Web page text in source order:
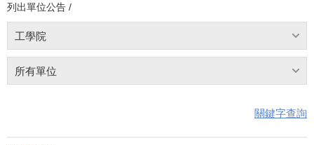
列出單位公告 /
工學院
所有單位
關鍵字查詢